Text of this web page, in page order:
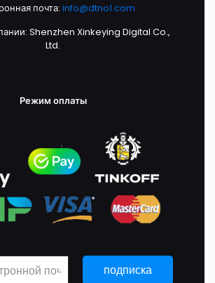
почта: info@dtno1.com
Shenzhen Xinkeying Digital Co.,
Ltd.
Режим оплаты